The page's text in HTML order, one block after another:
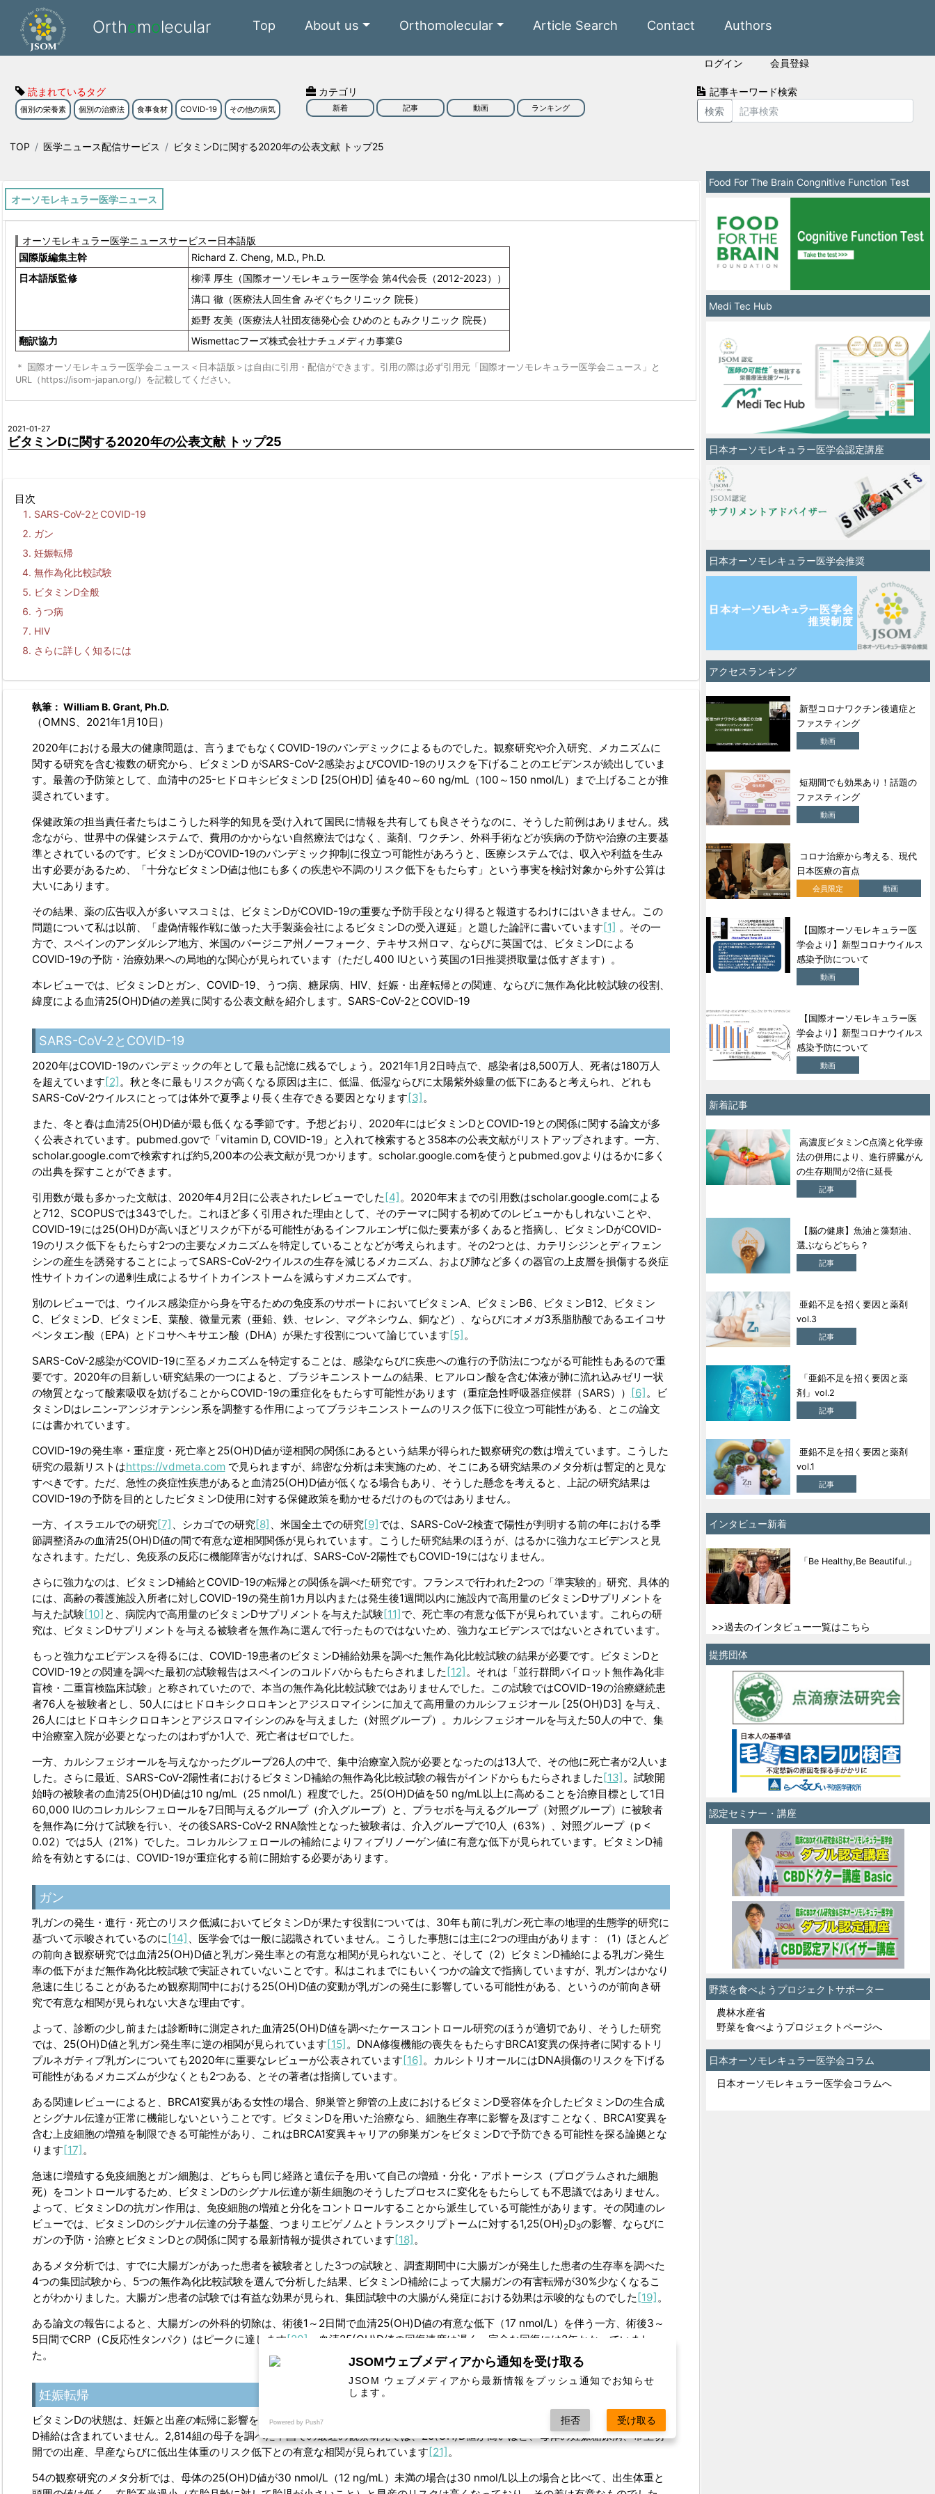
Orthomolecular Top About us Orthomolecular Article Search Contact Authors
ログイン 会員登録
読まれているタグ
個別の栄養素 個別の治療法 食事食材 COVID-19 その他の病気
カテゴリ
新着 記事 動画 ランキング
記事キーワード検索
検索
TOP 医学ニュース配信サービス ビタミンDに関する2020年の公表文献 トップ25
オーソモレキュラー医学ニュース
オーソモレキュラー医学ニュースサービスー日本語版
国際版編集主幹
Richard Z. Cheng, M.D., Ph.D.
日本語版監修
柳澤 厚生（国際オーソモレキュラー医学会 第4代会長（2012-2023））
溝口 徹（医療法人回生會 みぞぐちクリニック 院長）
姫野 友美（医療法人社団友徳発心会 ひめのともみクリニック 院長）
翻訳協力
Wismettacフーズ株式会社ナチュメディカ事業G
＊ 国際オーソモレキュラー医学会ニュース＜日本語版＞は自由に引用・配信ができます。引用の際は必ず引用元「国際オーソモレキュラー医学会ニュース」と
URL（https://isom-japan.org/）を記載してください。
2021-01-27
ビタミンDに関する2020年の公表文献 トップ25
目次
SARS-CoV-2とCOVID-19
ガン
妊娠転帰
無作為化比較試験
ビタミンD全般
うつ病
HIV
さらに詳しく知るには
執筆： William B. Grant, Ph.D.
（OMNS、2021年1月10日）
2020年における最大の健康問題は、言うまでもなくCOVID-19のパンデミックによるものでした。観察研究や介入研究、メカニズムに
関する研究を含む複数の研究から、ビタミンD がSARS-CoV-2感染およびCOVID-19のリスクを下げることのエビデンスが続出していま
す。最善の予防策として、血清中の25-ヒドロキシビタミンD [25(OH)D] 値を40～60 ng/mL（100～150 nmol/L）まで上げることが推
奨されています。
保健政策の担当責任者たちはこうした科学的知見を受け入れて国民に情報を共有しても良さそうなのに、そうした前例はありません。残
念ながら、世界中の保健システムで、費用のかからない自然療法ではなく、薬剤、ワクチン、外科手術などが疾病の予防や治療の主要基
準とされているのです。ビタミンDがCOVID-19のパンデミック抑制に役立つ可能性があろうと、医療システムでは、収入や利益を生み
出す必要があるため、「十分なビタミンD値は他にも多くの疾患や不調のリスク低下をもたらす」という事実を検討対象から外す公算は
大いにあります。
その結果、薬の広告収入が多いマスコミは、ビタミンDがCOVID-19の重要な予防手段となり得ると報道するわけにはいきません。この
問題について私は以前、「虚偽情報作戦に倣った大手製薬会社によるビタミンDの受入遅延」と題した論評に書いています[1] 。その一
方で、スペインのアンダルシア地方、米国のバージニア州ノーフォーク、テキサス州ロマ、ならびに英国では、ビタミンDによる
COVID-19の予防・治療効果への局地的な関心が見られています（ただし400 IUという英国の1日推奨摂取量は低すぎます）。
本レビューでは、ビタミンDとガン、COVID-19、うつ病、糖尿病、HIV、妊娠・出産転帰との関連、ならびに無作為化比較試験の役割、
緯度による血清25(OH)D値の差異に関する公表文献を紹介します。 SARS-CoV-2とCOVID-19
SARS-CoV-2とCOVID-19
2020年はCOVID-19のパンデミックの年として最も記憶に残るでしょう。2021年1月2日時点で、感染者は8,500万人、死者は180万人
を超えています[2]。秋と冬に最もリスクが高くなる原因は主に、低温、低湿ならびに太陽紫外線量の低下にあると考えられ、どれも
SARS-CoV-2ウイルスにとっては体外で夏季より長く生存できる要因となります[3]。
また、冬と春は血清25(OH)D値が最も低くなる季節です。予想どおり、2020年にはビタミンDとCOVID-19との関係に関する論文が多
く公表されています。pubmed.govで「vitamin D, COVID-19」と入れて検索すると358本の公表文献がリストアップされます。一方、
scholar.google.comで検索すれば約5,200本の公表文献が見つかります。scholar.google.comを使うとpubmed.govよりはるかに多く
の出典を探すことができます。
引用数が最も多かった文献は、2020年4月2日に公表されたレビューでした [4]。2020年末までの引用数はscholar.google.comによる
と712、SCOPUSでは343でした。これほど多く引用された理由として、そのテーマに関する初めてのレビューかもしれないことや、
COVID-19には25(OH)Dが高いほどリスクが下がる可能性があるインフルエンザに似た要素が多くあると指摘し、ビタミンDがCOVID-
19のリスク低下をもたらす2つの主要なメカニズムを特定していることなどが考えられます。その2つとは、カテリシジンとディフェン
シンの産生を誘発することによってSARS-CoV-2ウイルスの生存を減じるメカニズム、および肺など多くの器官の上皮層を損傷する炎症
性サイトカインの過剰生成によるサイトカインストームを減らすメカニズムです。
別のレビューでは、ウイルス感染症から身を守るための免疫系のサポートにおいてビタミンA、ビタミンB6、ビタミンB12、ビタミン
C、ビタミンD、ビタミンE、葉酸、微量元素（亜鉛、鉄、セレン、マグネシウム、銅など）、ならびにオメガ3系脂肪酸であるエイコサ
ペンタエン酸（EPA）とドコサヘキサエン酸（DHA）が果たす役割について論じています[5]。
SARS-CoV-2感染がCOVID-19に至るメカニズムを特定することは、感染ならびに疾患への進行の予防法につながる可能性もあるので重
要です。2020年の目新しい研究結果の一つによると、ブラジキニンストームの結果、ヒアルロン酸を含む体液が肺に流れ込みゼリー状
の物質となって酸素吸収を妨げることからCOVID-19の重症化をもたらす可能性があります（重症急性呼吸器症候群（SARS）） [6]。ビ
タミンDはレニン-アンジオテンシン系を調整する作用によってブラジキニンストームのリスク低下に役立つ可能性がある、とこの論文
には書かれています。
COVID-19の発生率・重症度・死亡率と25(OH)D値が逆相関の関係にあるという結果が得られた観察研究の数は増えています。こうした
研究の最新リストはhttps://vdmeta.comで見られますが、綿密な分析は未実施のため、そこにある研究結果のメタ分析は暫定的と見な
すべきです。ただ、急性の炎症性疾患があると血清25(OH)D値が低くなる場合もあり、そうした懸念を考えると、上記の研究結果は
COVID-19の予防を目的としたビタミンD使用に対する保健政策を動かせるだけのものではありません。
一方、イスラエルでの研究[7] 、シカゴでの研究[8] 、米国全土での研究[9]では、SARS-CoV-2検査で陽性が判明する前の年における季
節調整済みの血清25(OH)D値の間で有意な逆相関関係が見られています。こうした研究結果のほうが、はるかに強力なエビデンスと見
なされます。ただし、免疫系の反応に機能障害がなければ、SARS-CoV-2陽性でもCOVID-19にはなりません。
さらに強力なのは、ビタミンD補給とCOVID-19の転帰との関係を調べた研究です。フランスで行われた2つの「準実験的」研究、具体的
には、高齢の養護施設入所者に対しCOVID-19の発生前1カ月以内または発生後1週間以内に施設内で高用量のビタミンDサプリメントを
与えた試験[10] と、病院内で高用量のビタミンDサプリメントを与えた試験[11]で、死亡率の有意な低下が見られています。これらの研
究は、ビタミンDサプリメントを与える被験者を無作為に選んで行ったものではないため、強力なエビデンスではないとされています。
もっと強力なエビデンスを得るには、COVID-19患者のビタミンD補給効果を調べた無作為化比較試験の結果が必要です。ビタミンDと
COVID-19との関連を調べた最初の試験報告はスペインのコルドバからもたらされました [12]。それは「並行群間パイロット無作為化非
盲検・二重盲検臨床試験」と称されていたので、本当の無作為化比較試験ではありませんでした。この試験ではCOVID-19の治療継続患
者76人を被験者とし、50人にはヒドロキシクロロキンとアジスロマイシンに加えて高用量のカルシフェジオール [25(OH)D3] を与え、
26人にはヒドロキシクロロキンとアジスロマイシンのみを与えました（対照グループ）。カルシフェジオールを与えた50人の中で、集
中治療室入院が必要となったのはわずか1人で、死亡者はゼロでした。
一方、カルシフェジオールを与えなかったグループ26人の中で、集中治療室入院が必要となったのは13人で、その他に死亡者が2人いま
した。さらに最近、SARS-CoV-2陽性者におけるビタミンD補給の無作為化比較試験の報告がインドからもたらされました [13]。試験開
始時の被験者の血清25(OH)D値は10 ng/mL（25 nmol/L）程度でした。25(OH)D値を50 ng/mL以上に高めることを治療目標として1日
60,000 IUのコレカルシフェロールを7日間与えるグループ（介入グループ）と、プラセボを与えるグループ（対照グループ）に被験者
を無作為に分けて試験を行い、その後SARS-CoV-2 RNA陰性となった被験者は、介入グループで10人（63%）、対照グループ（p <
0.02）では5人（21%）でした。コレカルシフェロールの補給によりフィブリノーゲン値に有意な低下が見られています。ビタミンD補
給を有効とするには、COVID-19が重症化する前に開始する必要があります。
ガン
乳ガンの発生・進行・死亡のリスク低減においてビタミンDが果たす役割については、30年も前に乳ガン死亡率の地理的生態学的研究に
基づいて示唆されているのに[14] 、医学会では一般に認識されていません。こうした事態には主に2つの理由があります：（1）ほとんど
の前向き観察研究では血清25(OH)D値と乳ガン発生率との有意な相関が見られないこと、そして（2）ビタミンD補給による乳ガン発生
率の低下がまだ無作為化比較試験で実証されていないことです。私はこれまでにもいくつかの論文で指摘していますが、乳ガンはかなり
急速に生じることがあるため観察期間中における25(OH)D値の変動が乳ガンの発生に影響している可能性がある、というのが前向き研
究で有意な相関が見られない大きな理由です。
よって、診断の少し前または診断時に測定された血清25(OH)D値を調べたケースコントロール研究のほうが適切であり、そうした研究
では、25(OH)D値と乳ガン発生率に逆の相関が見られています[15]。DNA修復機能の喪失をもたらすBRCA1変異の保持者に関するトリ
プルネガティブ乳ガンについても2020年に重要なレビューが公表されています[16]。カルシトリオールにはDNA損傷のリスクを下げる
可能性があるメカニズムが少なくとも2つある、とその著者は指摘しています。
ある関連レビューによると、BRCA1変異がある女性の場合、卵巣管と卵管の上皮におけるビタミンD受容体を介したビタミンDの生合成
とシグナル伝達が正常に機能しないということです。ビタミンDを用いた治療なら、細胞生存率に影響を及ぼすことなく、BRCA1変異を
含む上皮細胞の増殖を制限できる可能性があり、これはBRCA1変異キャリアの卵巣ガンをビタミンDで予防できる可能性を探る論拠とな
ります[17]。
急速に増殖する免疫細胞とガン細胞は、どちらも同じ経路と遺伝子を用いて自己の増殖・分化・アポトーシス（プログラムされた細胞
死）をコントロールするため、ビタミンDのシグナル伝達が新生細胞のそうしたプロセスに変化をもたらしても不思議ではありません。
よって、ビタミンDの抗ガン作用は、免疫細胞の増殖と分化をコントロールすることから派生している可能性があります。その関連のレ
ビューでは、ビタミンDのシグナル伝達の分子基盤、つまりエピゲノムとトランスクリプトームに対する1,25(OH)2D3の影響、ならびに
ガンの予防・治療とビタミンDとの関係に関する最新情報が提供されています[18]。
あるメタ分析では、すでに大腸ガンがあった患者を被験者とした3つの試験と、調査期間中に大腸ガンが発生した患者の生存率を調べた
4つの集団試験から、5つの無作為化比較試験を選んで分析した結果、ビタミンD補給によって大腸ガンの有害転帰が30%少なくなるこ
とがわかりました。大腸ガン患者の試験では有益な効果が見られ、集団試験中の大腸がん発症における効果は示唆的なものでした [19]。
ある論文の報告によると、大腸ガンの外科的切除は、術後1～2日間で血清25(OH)D値の有意な低下（17 nmol/L）を伴う一方、術後3～
5日間でCRP（C反応性タンパク）はピークに達します[20] 。血清25(OH)D値の回復速度は遅く、完全な回復には2年かかっていまし
た。
妊娠転帰
ビタミンDの状態は、妊娠と出産の転帰に影響を及ぼす要因として認識されています。しかし、保健医療勧告に妊婦への十分なビタミン
D補給は含まれていません。2,814組の母子を調べた中国での最近の観察研究では、25(OH)D値が高いほど、母体の妊娠糖尿病、帝王切
開での出産、早産ならびに低出生体重のリスク低下との有意な相関が見られています[21]。
54の観察研究のメタ分析では、母体の25(OH)D値が30 nmol/L（12 ng/mL）未満の場合は30 nmol/L以上の場合と比べて、出生体重と
Food For The Brain Congnitive Function Test
Medi Tec Hub
日本オーソモレキュラー医学会認定講座
日本オーソモレキュラー医学会推奨
アクセスランキング
新型コロナワクチン後遺症と
ファスティング
動画
短期間でも効果あり！話題の
ファスティング
動画
コロナ治療から考える、現代
日本医療の盲点
会員限定 動画
【国際オーソモレキュラー医
学会より】新型コロナウイルス
感染予防について
動画
【国際オーソモレキュラー医
学会より】新型コロナウイルス
感染予防について
動画
新着記事
高濃度ビタミンC点滴と化学療
法の併用により、進行膵臓がん
の生存期間が2倍に延長
記事
【脳の健康】魚油と藻類油、
選ぶならどちら？
記事
亜鉛不足を招く要因と薬剤
vol.3
記事
「亜鉛不足を招く要因と薬
剤」vol.2
記事
亜鉛不足を招く要因と薬剤
vol.1
記事
インタビュー新着
「Be Healthy,Be Beautiful.」
>>過去のインタビュー一覧はこちら
提携団体
認定セミナー・講座
野菜を食べようプロジェクトサポーター
農林水産省
野菜を食べようプロジェクトページへ
日本オーソモレキュラー医学会コラム
日本オーソモレキュラー医学会コラムへ
JSOMウェブメディアから通知を受け取る
JSOM ウェブメディアから最新情報をプッシュ通知でお知らせ
します。
Powered by Push7 拒否 受け取る